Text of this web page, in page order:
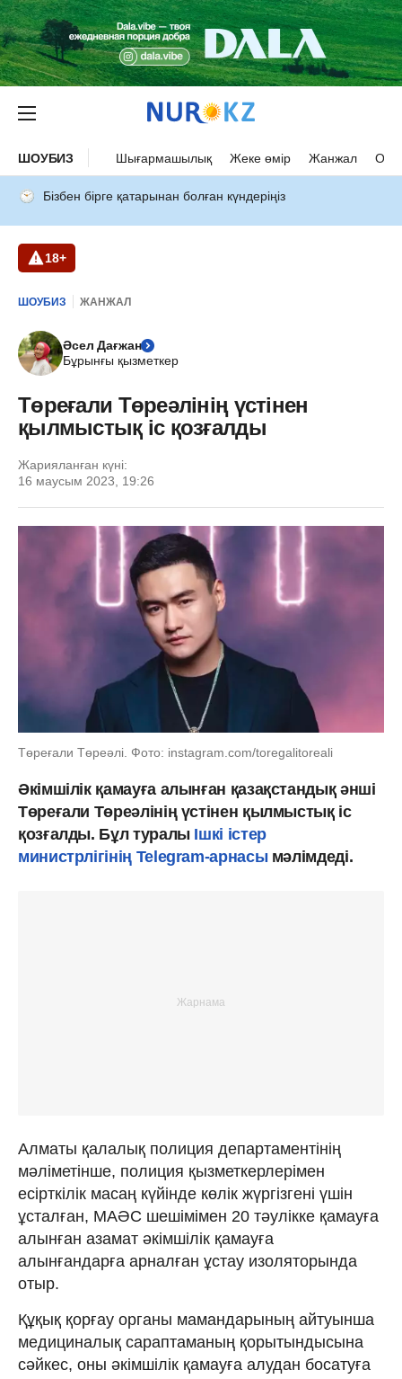
ШОУБИЗ Шығармашылық Жеке өмір Жанжал
Бізбен бірге қатарынан болған күндеріңіз
18+
ШОУБИЗ ЖАНЖАЛ
Әсел Дағжан
Бұрынғы қызметкер
Төреғали Төреәлінің үстінен
қылмыстық іс қозғалды
Жарияланған күні:
16 маусым 2023, 19:26
Төреғали Төреәлі. Фото: instagram.com/toregalitoreali
Әкімшілік қамауға алынған қазақстандық әнші
Төреғали Төреәлінің үстінен қылмыстық іс
қозғалды. Бұл туралыІшкі істер
министрлігінің Telegram-арнасымәлімдеді.
Алматы қалалық полиция департаментінің
мәліметінше, полиция қызметкерлерімен
есірткілік масаң күйінде көлік жүргізгені үшін
ұсталған, МАӘС шешімімен 20 тәулікке қамауға
алынған азамат әкімшілік қамауға
алынғандарға арналған ұстау изоляторында
отыр.
Құқық қорғау органы мамандарының айтуынша
медициналық сараптаманың қорытындысына
сәйкес, оны әкімшілік қамауға алудан босатуға